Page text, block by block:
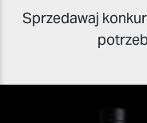
Sprzedawaj